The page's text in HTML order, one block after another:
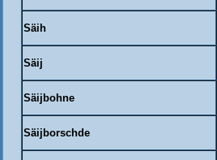
Säih
Säij
Säijbohne
Säijborschde